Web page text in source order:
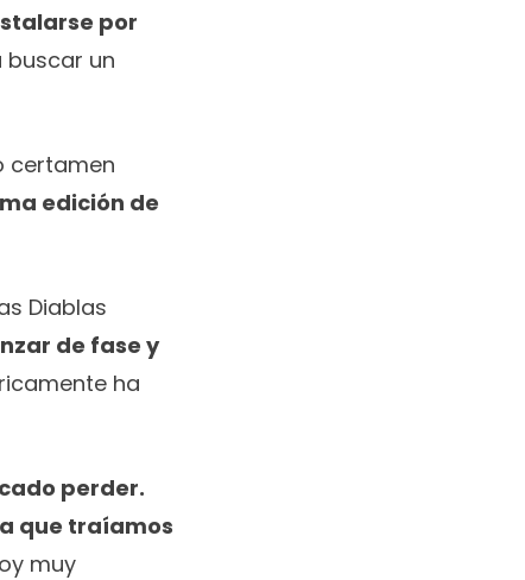
por
buscar un
certamen
edición de
Diablas
de fase y
ha
perder.
que traíamos
muy